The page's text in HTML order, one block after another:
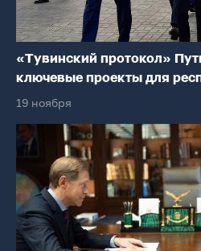
«Тувинский протокол»
ключевые проекты для
19 ноября